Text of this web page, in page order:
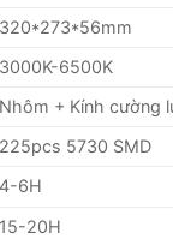
320*273*56mm
3000K-6500K
Nhôm + Kính cường
225pcs 5730 SMD
4-6H
15-20H